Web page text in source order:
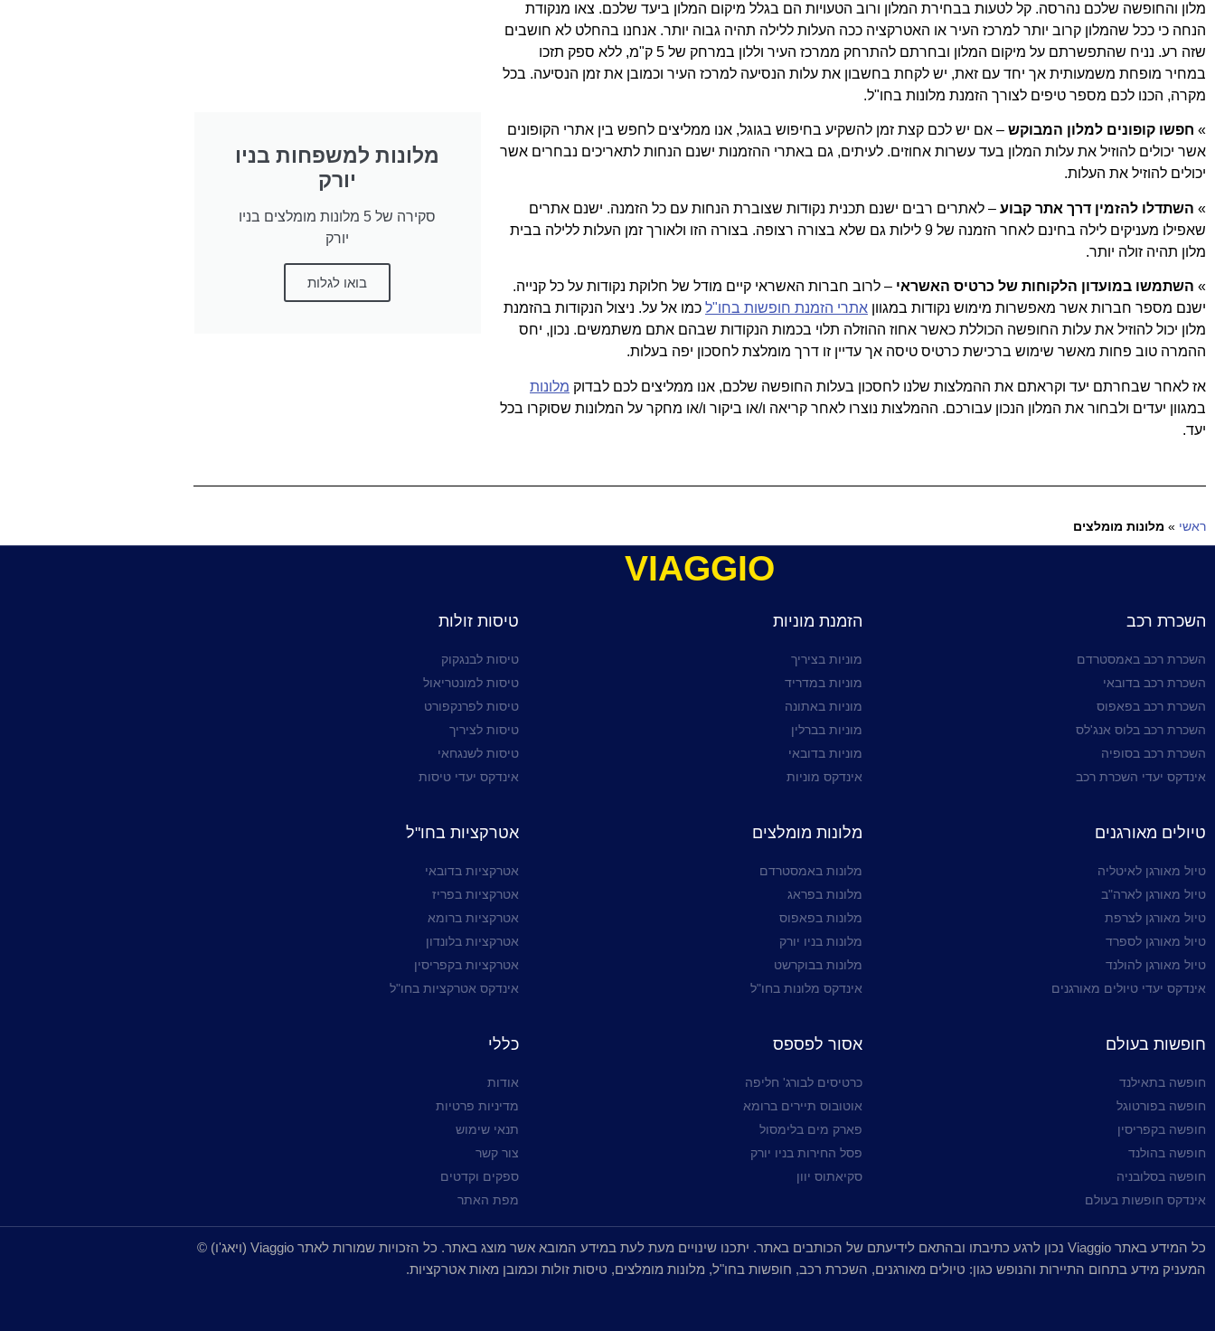
מלון והחופשה שלכם נהרסה. קל לטעות בבחירת המלון ורוב הטעויות הם בגלל מיקום המלון ביעד שלכם. צאו מנקודת
הנחה כי ככל שהמלון קרוב יותר למרכז העיר או האטרקציה ככה העלות ללילה תהיה גבוה יותר. אנחנו בהחלט לא חושבים
שזה רע. נניח שהתפשרתם על מיקום המלון ובחרתם להתרחק ממרכז העיר וללון במרחק של 5 ק"מ, ללא ספק תזכו
במחיר מופחת משמעותית אך יחד עם זאת, יש לקחת בחשבון את עלות הנסיעה למרכז העיר וכמובן את זמן הנסיעה. בכל
מקרה, הכנו לכם מספר טיפים לצורך הזמנת מלונות בחו"ל.
» חפשו קופונים למלון המבוקש – אם יש לכם קצת זמן להשקיע בחיפוש בגוגל, אנו ממליצים לחפש בין אתרי הקופונים
אשר יכולים להוזיל את עלות המלון בעד עשרות אחוזים. לעיתים, גם באתרי ההזמנות ישנם הנחות לתאריכים נבחרים אשר
יכולים להוזיל את העלות.
» השתדלו להזמין דרך אתר קבוע – לאתרים רבים ישנם תכנית נקודות שצוברת הנחות עם כל הזמנה. ישנם אתרים
שאפילו מעניקים לילה בחינם לאחר הזמנה של 9 לילות גם שלא בצורה רצופה. בצורה הזו ולאורך זמן העלות ללילה בבית
מלון תהיה זולה יותר.
» השתמשו במועדון הלקוחות של כרטיס האשראי – לרוב חברות האשראי קיים מודל של חלוקת נקודות על כל קנייה.
ישנם מספר חברות אשר מאפשרות מימוש נקודות במגוון אתרי הזמנת חופשות בחו"ל כמו אל על. ניצול הנקודות בהזמנת
מלון יכול להוזיל את עלות החופשה הכוללת כאשר אחוז ההוזלה תלוי בכמות הנקודות שבהם אתם משתמשים. נכון, יחס
ההמרה טוב פחות מאשר שימוש ברכישת כרטיס טיסה אך עדיין זו דרך מומלצת לחסכון יפה בעלות.
אז לאחר שבחרתם יעד וקראתם את ההמלצות שלנו לחסכון בעלות החופשה שלכם, אנו ממליצים לכם לבדוק מלונות
במגוון יעדים ולבחור את המלון הנכון עבורכם. ההמלצות נוצרו לאחר קריאה ו/או ביקור ו/או מחקר על המלונות שסוקרו בכל
יעד.
מלונות למשפחות בניו
יורק
סקירה של 5 מלונות מומלצים בניו
יורק
בואו לגלות
ראשי » מלונות מומלצים
VIAGGIO
השכרת רכב
השכרת רכב באמסטרדם
השכרת רכב בדובאי
השכרת רכב בפאפוס
השכרת רכב בלוס אנג'לס
השכרת רכב בסופיה
אינדקס יעדי השכרת רכב
הזמנת מוניות
מוניות בציריך
מוניות במדריד
מוניות באתונה
מוניות בברלין
מוניות בדובאי
אינדקס מוניות
טיסות זולות
טיסות לבנגקוק
טיסות למונטריאול
טיסות לפרנקפורט
טיסות לציריך
טיסות לשנגחאי
אינדקס יעדי טיסות
טיולים מאורגנים
טיול מאורגן לאיטליה
טיול מאורגן לארה"ב
טיול מאורגן לצרפת
טיול מאורגן לספרד
טיול מאורגן להולנד
אינדקס יעדי טיולים מאורגנים
מלונות מומלצים
מלונות באמסטרדם
מלונות בפראג
מלונות בפאפוס
מלונות בניו יורק
מלונות בבוקרשט
אינדקס מלונות בחו"ל
אטרקציות בחו"ל
אטרקציות בדובאי
אטרקציות בפריז
אטרקציות ברומא
אטרקציות בלונדון
אטרקציות בקפריסין
אינדקס אטרקציות בחו"ל
חופשות בעולם
חופשה בתאילנד
חופשה בפורטוגל
חופשה בקפריסין
חופשה בהולנד
חופשה בסלובניה
אינדקס חופשות בעולם
אסור לפספס
כרטיסים לבורג' חליפה
אוטובוס תיירים ברומא
פארק מים בלימסול
פסל החירות בניו יורק
סקיאתוס יוון
כללי
אודות
מדיניות פרטיות
תנאי שימוש
צור קשר
ספקים וקדטים
מפת האתר
כל המידע באתר Viaggio נכון לרגע כתיבתו ובהתאם לידיעתם של הכותבים באתר. יתכנו שינויים מעת לעת במידע המובא אשר מוצג באתר. כל הזכויות שמורות לאתר Viaggio (ויאג'ו) ©
המעניק מידע בתחום התיירות והנופש כגון: טיולים מאורגנים, השכרת רכב, חופשות בחו"ל, מלונות מומלצים, טיסות זולות וכמובן מאות אטרקציות.